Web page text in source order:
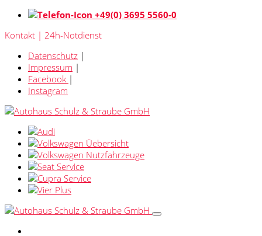
+49(0) 3695 5560-0
Kontakt | 24h-Notdienst
Datenschutz |
Impressum |
Facebook |
Instagram